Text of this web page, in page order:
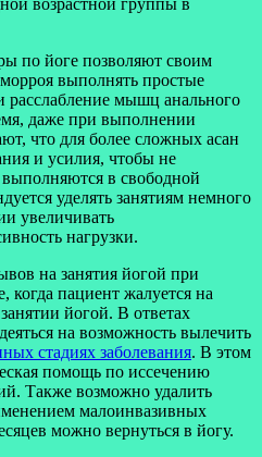
возрастной группы в
по йоге позволяют своим
выполнять простые
мышц анального
даже при выполнении
что для более сложных асан
и усилия, чтобы не
в свободной
уделять занятиям немного
увеличивать
нагрузки.
на занятия йогой при
когда пациент жалуется на
йогой. В ответах
на возможность вылечить
стадиях заболевания. В этом
помощь по иссечению
Также возможно удалить
малоинвазивных
можно вернуться в йогу.